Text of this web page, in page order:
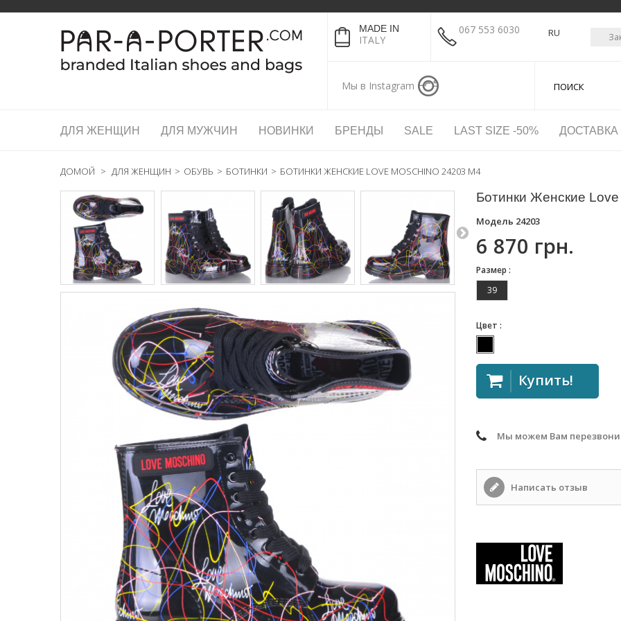
MADE IN
ITALY
067 553 6030
Мы в Instagram
RU
ДЛЯ ЖЕНЩИН ДЛЯ МУЖЧИН НОВИНКИ БРЕНДЫ SALE LAST SIZE -50%
ДОМОЙ > ДЛЯ ЖЕНЩИН > ОБУВЬ > БОТИНКИ > БОТИНКИ ЖЕНСКИЕ LOVE MOSCHINO 24203 M4
Ботинки Женские
Модель 24203
6 870 грн.
Размер :
39
Цвет :
Купить!
Мы можем Вам
Написать отзыв